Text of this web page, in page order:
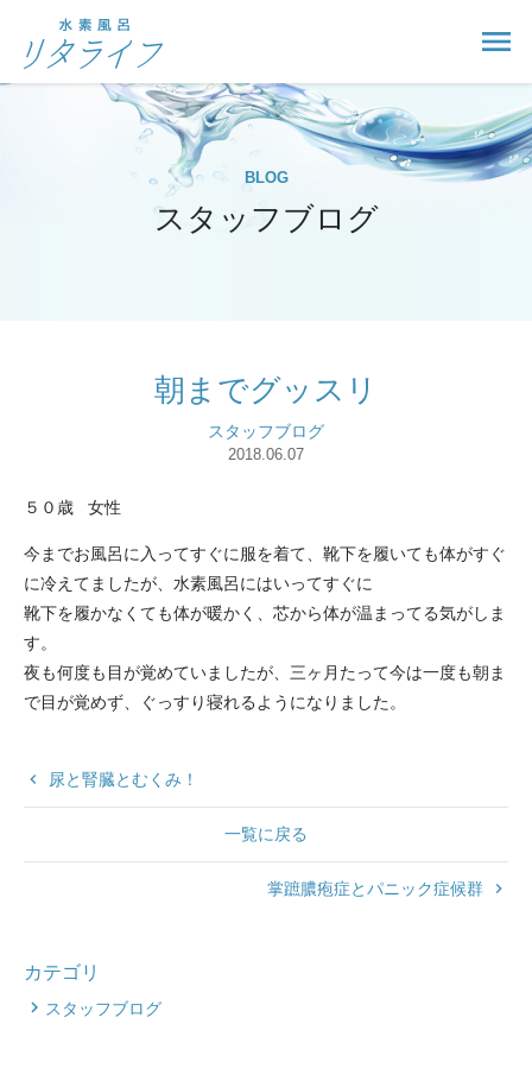
BLOG
スタッフブログ
朝までグッスリ
スタッフブログ
2018.06.07
５０歳 女性
今までお風呂に入ってすぐに服を着て、靴下を履いても体がすぐ
に冷えてましたが、水素風呂にはいってすぐに
靴下を履かなくても体が暖かく、芯から体が温まってる気がしま
す。
夜も何度も目が覚めていましたが、三ヶ月たって今は一度も朝ま
で目が覚めず、ぐっすり寝れるようになりました。
keyboard_arrow_left 尿と腎臓とむくみ！
一覧に戻る
掌蹠膿疱症とパニック症候群 keyboard_arrow_right
カテゴリ
スタッフブログ